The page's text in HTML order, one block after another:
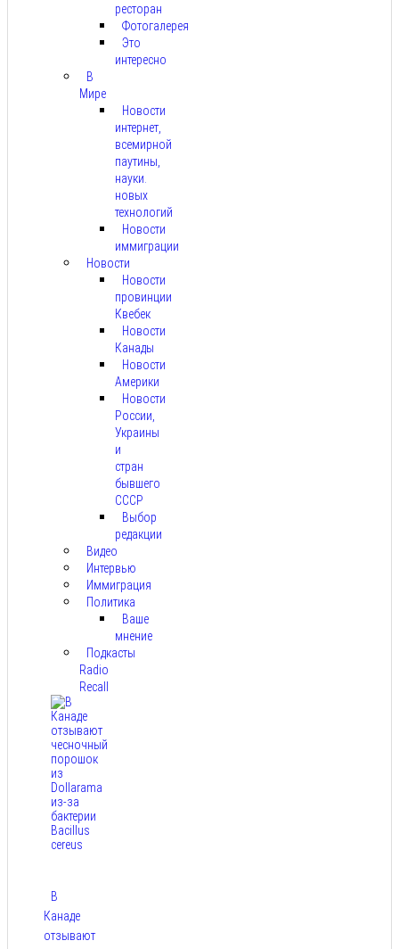
ресторан
Фотогалерея
Это
интересно
В
Мире
Новости
интернет,
всемирной
паутины,
науки.
новых
технологий
Новости
иммиграции
Новости
Новости
провинции
Квебек
Новости
Канады
Новости
Америки
Новости
России,
Украины
и
стран
бывшего
СССР
Выбор
редакции
Видео
Интервью
Иммиграция
Политика
Ваше
мнение
Подкасты
Radio
Recall
В
Канаде
отзывают